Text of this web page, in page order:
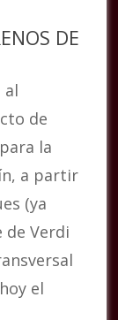
DE
al
de
la
a partir
(ya
de Verdi
el